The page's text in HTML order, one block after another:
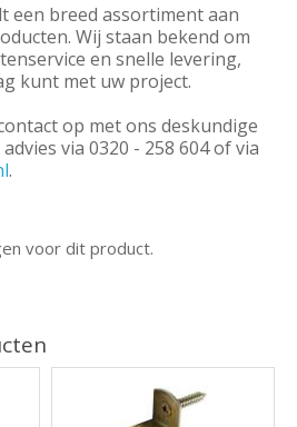
een breed assortiment aan
Wij staan bekend om
en snelle levering,
kunt met uw project.
op met ons deskundige
via 0320 - 258 604 of via
.
voor dit product.